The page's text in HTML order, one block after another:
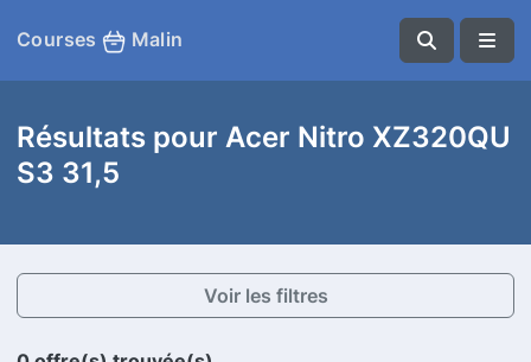
Courses Malin
Résultats pour Acer Nitro XZ320QU
S3 31,5
Voir les filtres